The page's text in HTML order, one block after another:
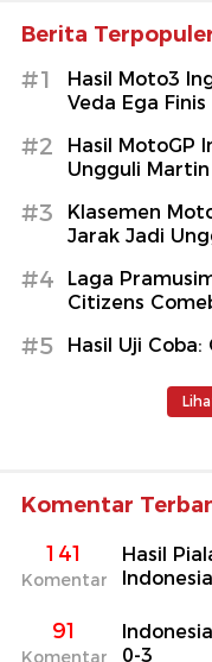
Berita
#1
Hasil Moto3
Veda Ega
#2
Hasil MotoGP
Ungguli Martin
#3
Klasemen
Jarak Jadi
#4
Laga
Citizens
#5 Hasil Uji
Komentar
141
Komentar
Hasil
91
0-3